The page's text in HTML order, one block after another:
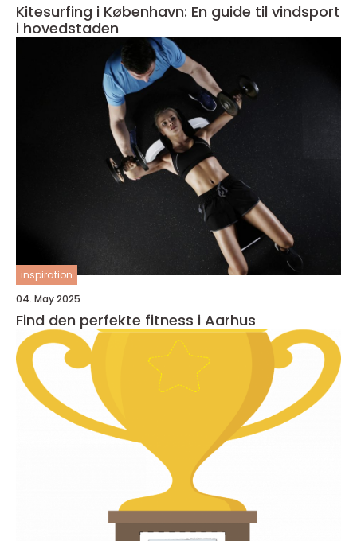
Kitesurfing i København: En guide til vindsport
i hovedstaden
inspiration
04. May 2025
Find den perfekte fitness i Aarhus